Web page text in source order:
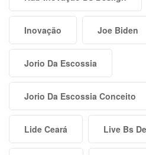
Inovação Joe Biden
Jorio Da Escossia
Jorio Da Escossia Conceito
Lide Ceará Live Bs